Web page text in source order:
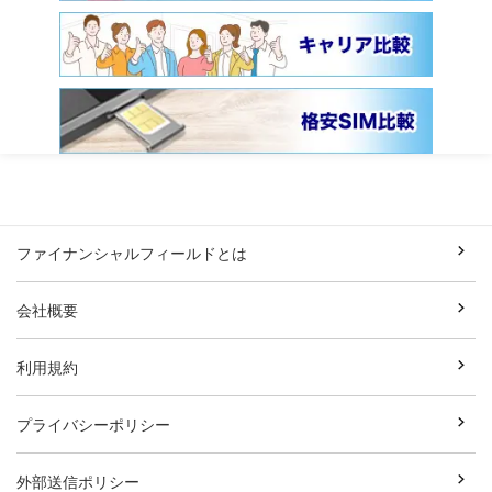
ファイナンシャルフィールドとは
会社概要
利用規約
プライバシーポリシー
外部送信ポリシー